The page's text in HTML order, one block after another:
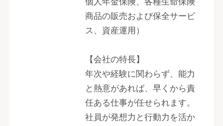
商品の販売および保全サービ
ス、資産運用）
【会社の特長】
年次や経験に関わらず、能力
と熱意があれば、早くから責
任ある仕事が任せられます。
社員が発想力と行動力を活か